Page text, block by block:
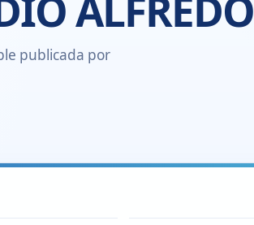
publicada por